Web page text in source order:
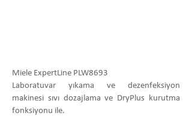
Miele ExpertLine PLW8693
Laboratuvar yıkama ve dezenfeksiyon
makinesi sıvı dozajlama ve DryPlus kurutma
fonksiyonu ile.